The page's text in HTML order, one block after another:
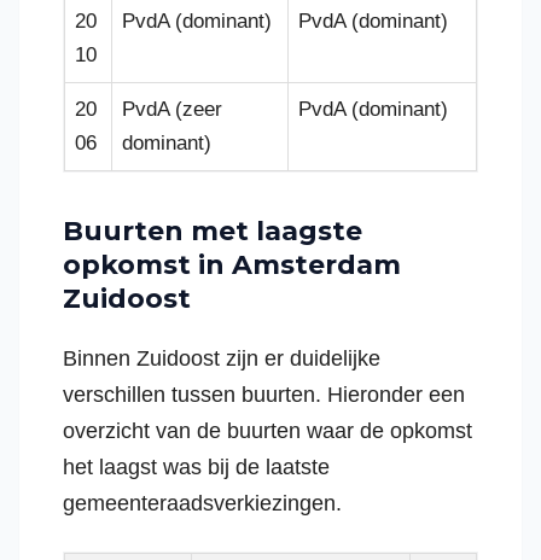
20
10
PvdA (dominant) PvdA (dominant)
20
06
PvdA (zeer
dominant)
PvdA (dominant)
Buurten met laagste
opkomst in Amsterdam
Zuidoost
Binnen Zuidoost zijn er duidelijke
verschillen tussen buurten. Hieronder een
overzicht van de buurten waar de opkomst
het laagst was bij de laatste
gemeenteraadsverkiezingen.